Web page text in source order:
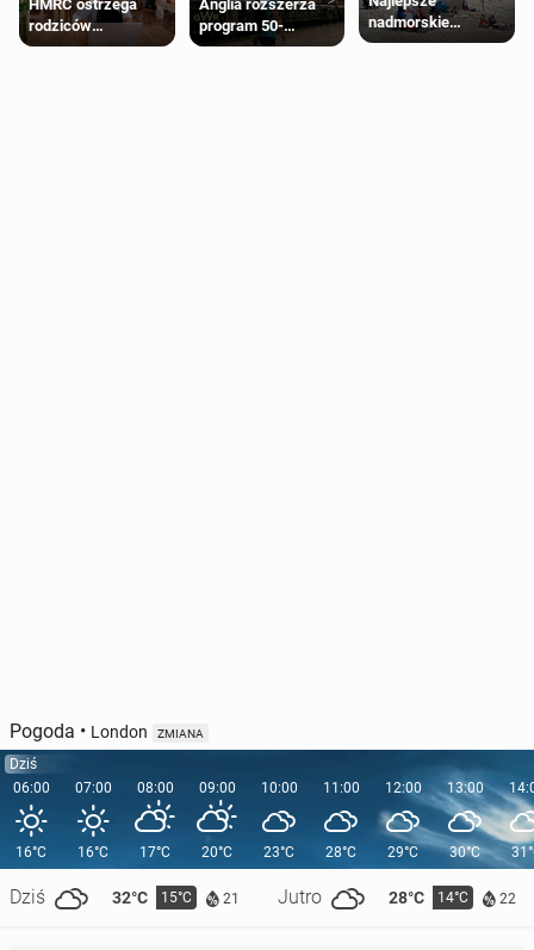
HMRC ostrzega
rodziców
pobierających Child
Anglia rozszerza
program 50-
procentowych
nadmorskie
miasteczko blisko
Pogoda • London ZMIANA
Dziś
06:00
16°C
Dziś 32°C 15°C 21 Jutro 28°C 14°C 22
07:00
16°C
08:00
17°C
09:00
20°C
10:00
23°C
11:00
28°C
12:00
29°C
13:00
30°C